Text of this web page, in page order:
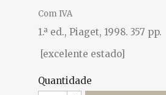
Com IVA
1.ª ed., Piaget, 1998. 357 pp.
[excelente estado]
Quantidade